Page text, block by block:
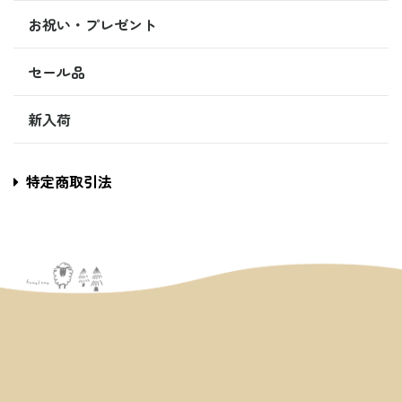
お祝い・プレゼント
セール品
新入荷
特定商取引法